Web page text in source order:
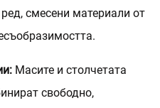
смесени материали от
Масите и столчетата
свободно,